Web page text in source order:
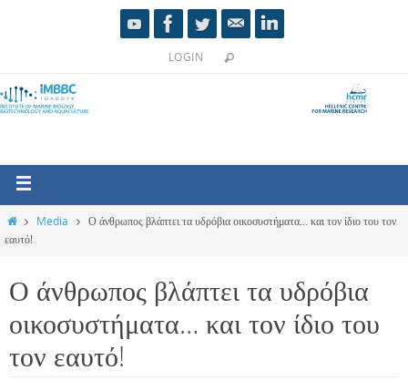
LOGIN
Media
Ο άνθρωπος βλάπτει τα υδρόβια οικοσυστήματα… και τον ίδιο του τον
εαυτό!
Ο άνθρωπος βλάπτει τα υδρόβια
οικοσυστήματα… και τον ίδιο του
τον εαυτό!